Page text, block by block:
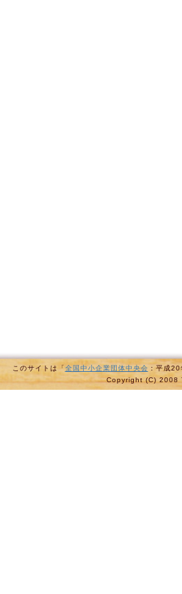
このサイトは「全国中小企業団体中央会 ：平成
Copyright (C) 2008